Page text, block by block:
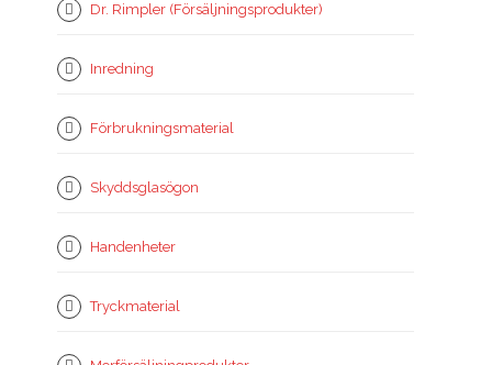
Dr. Rimpler (Försäljningsprodukter)
Inredning
Förbrukningsmaterial
Skyddsglasögon
Handenheter
Tryckmaterial